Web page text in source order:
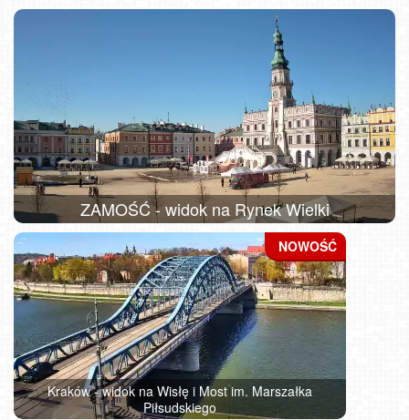
ZAMOŚĆ - widok na Rynek Wielki
Kraków - widok na Wisłę i Most im. Marszałka
Piłsudskiego